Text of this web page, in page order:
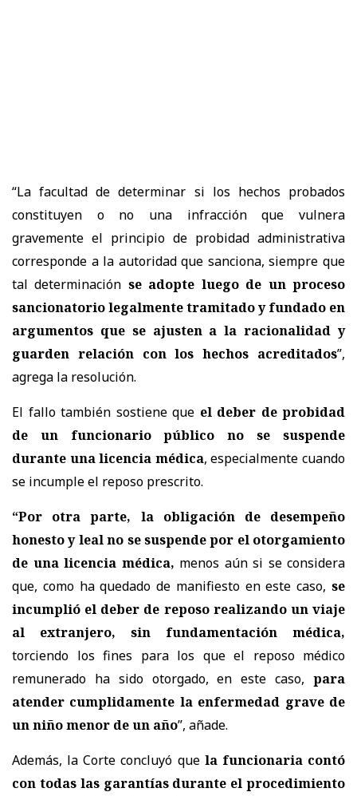
“La facultad de determinar si los hechos probados
constituyen o no una infracción que vulnera
gravemente el principio de probidad administrativa
corresponde a la autoridad que sanciona, siempre que
tal determinación se adopte luego de un proceso
sancionatorio legalmente tramitado y fundado en
argumentos que se ajusten a la racionalidad y
guarden relación con los hechos acreditados”,
agrega la resolución.
El fallo también sostiene que el deber de probidad
de un funcionario público no se suspende
durante una licencia médica, especialmente cuando
se incumple el reposo prescrito.
“Por otra parte, la obligación de desempeño
honesto y leal no se suspende por el otorgamiento
de una licencia médica, menos aún si se considera
que, como ha quedado de manifiesto en este caso, se
incumplió el deber de reposo realizando un viaje
al extranjero, sin fundamentación médica,
torciendo los fines para los que el reposo médico
remunerado ha sido otorgado, en este caso, para
atender cumplidamente la enfermedad grave de
un niño menor de un año”, añade.
Además, la Corte concluyó que la funcionaria contó
con todas las garantías durante el procedimiento